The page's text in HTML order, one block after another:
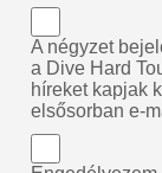
A négyzet
a Dive Hard
híreket kapjak
elsősorban e-